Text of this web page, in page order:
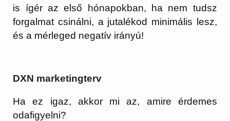
is ígér az első hónapokban, ha nem tudsz
forgalmat csinálni, a jutalékod minimális lesz,
és a mérleged negatív irányú!
DXN marketingterv
Ha ez igaz, akkor mi az, amire érdemes
odafigyelni?